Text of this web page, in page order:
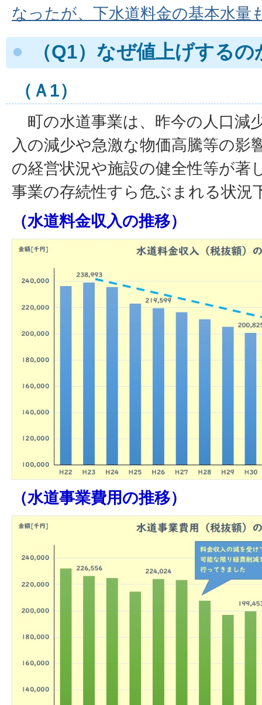
なったが、下水道料金の基本水量
（Q1）なぜ値上げするの
（Ａ1）
町の水道事業は、昨今の人口減
入の減少や急激な物価高騰等の影
の経営状況や施設の健全性等が著
事業の存続性すら危ぶまれる状況
（水道料金収入の推移）
（水道事業費用の推移）